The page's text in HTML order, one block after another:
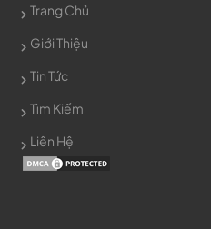
Trang Chủ
Giới Thiệu
Tin Tức
Tìm Kiếm
Liên Hệ